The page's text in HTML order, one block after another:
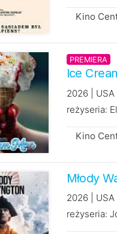
Kino
PREMIERA
Ice
2026 |
reżyseria:
Kino
Młody
2026 |
reżyseria: